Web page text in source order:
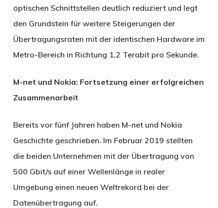
optischen Schnittstellen deutlich reduziert und legt
den Grundstein für weitere Steigerungen der
Übertragungsraten mit der identischen Hardware im
Metro-Bereich in Richtung 1,2 Terabit pro Sekunde.
M-net und Nokia: Fortsetzung einer erfolgreichen
Zusammenarbeit
Bereits vor fünf Jahren haben M-net und Nokia
Geschichte geschrieben. Im Februar 2019 stellten
die beiden Unternehmen mit der Übertragung von
500 Gbit/s auf einer Wellenlänge in realer
Umgebung einen neuen Weltrekord bei der
Datenübertragung auf.